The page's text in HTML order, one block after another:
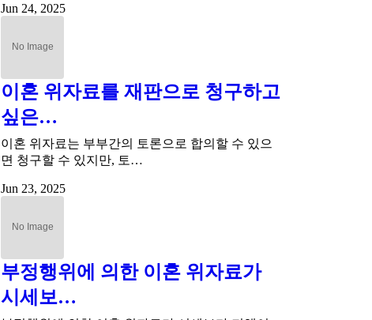
Jun 24, 2025
이혼 위자료를 재판으로 청구하고
싶은…
이혼 위자료는 부부간의 토론으로 합의할 수 있으
면 청구할 수 있지만, 토…
Jun 23, 2025
부정행위에 의한 이혼 위자료가
시세보…